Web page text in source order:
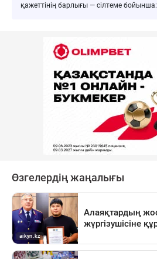
қажеттінің барлығы — сілтеме бойынша: